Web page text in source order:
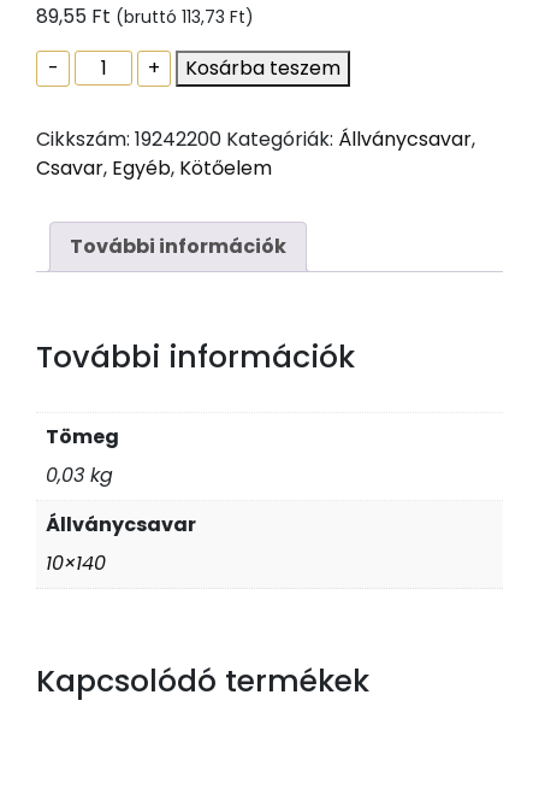
89,55 Ft (bruttó 113,73 Ft)
-
Hatlapfejû
állványcsavar
571
10
140
Horg
+ Kosárba teszem
Cikkszám: 19242200 Kategóriák: Állványcsavar,
Csavar, Egyéb, Kötőelem
További információk
További információk
Tömeg
0,03 kg
Állványcsavar
10×140
Kapcsolódó termékek